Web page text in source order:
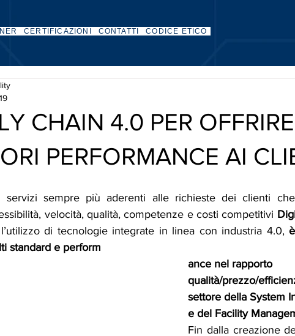
CERTIFICAZIONI CONTATTI CODICE ETICO
CHAIN 4.0 PER
PERFORMANCE AI
servizi sempre più aderenti alle richieste dei clienti
velocità, qualità, competenze e costi competitivi
di tecnologie integrate in linea con industria 4.0,
standard e perform
ance nel rapporto
qualità/prezzo/
settore della System
e del Facility
Fin dalla creazione